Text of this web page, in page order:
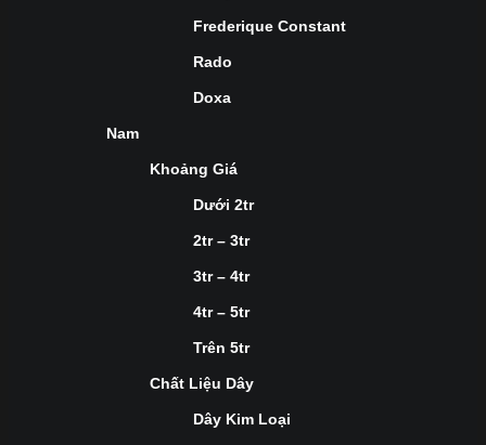
Frederique Constant
Rado
Doxa
Nam
Khoảng Giá
Dưới 2tr
2tr – 3tr
3tr – 4tr
4tr – 5tr
Trên 5tr
Chất Liệu Dây
Dây Kim Loại